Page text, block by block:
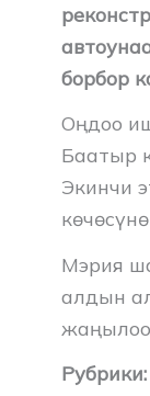
борбор
Оңдоо
Баатыр
Экинчи
Мэрия
алдын
Рубрики: